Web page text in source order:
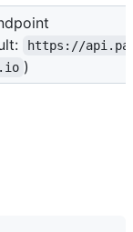
https://
)